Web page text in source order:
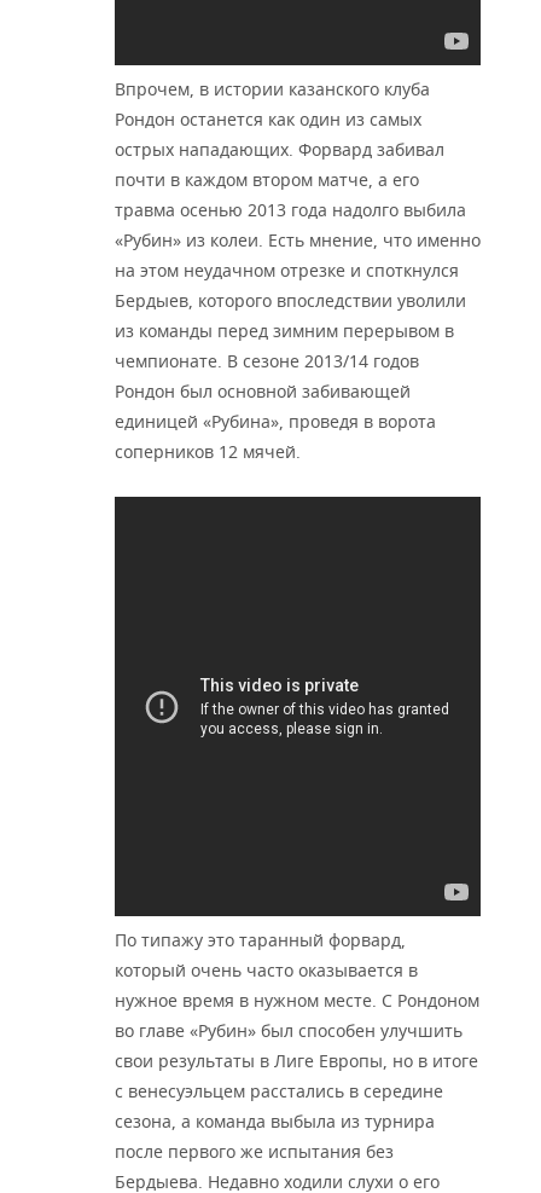
Впрочем, в истории казанского клуба
Рондон останется как один из самых
острых нападающих. Форвард забивал
почти в каждом втором матче, а его
травма осенью 2013 года надолго выбила
«Рубин» из колеи. Есть мнение, что именно
на этом неудачном отрезке и споткнулся
Бердыев, которого впоследствии уволили
из команды перед зимним перерывом в
чемпионате. В сезоне 2013/14 годов
Рондон был основной забивающей
единицей «Рубина», проведя в ворота
соперников 12 мячей.
По типажу это таранный форвард,
который очень часто оказывается в
нужное время в нужном месте. С Рондоном
во главе «Рубин» был способен улучшить
свои результаты в Лиге Европы, но в итоге
с венесуэльцем расстались в середине
сезона, а команда выбыла из турнира
после первого же испытания без
Бердыева. Недавно ходили слухи о его